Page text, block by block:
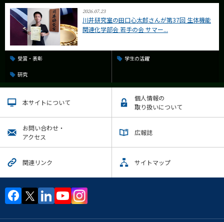
2026.07.23
川井研究室の田口心太郎さんが第37回 生体機能
関連化学部会 若手の会 サマー...
受賞・表彰 学生の活躍
研究
本サイトについて
個人情報の
取り扱いについて
お問い合わせ・
アクセス
広報誌
関連リンク サイトマップ